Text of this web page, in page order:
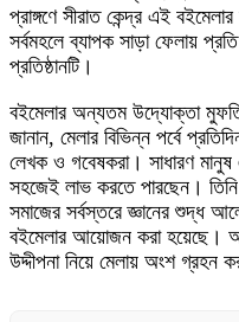
প্রাঙ্গণে সীরাত কেন্দ্র এই
সর্বমহলে ব্যাপক সাড়া ফেলায়
প্রতিষ্ঠানটি।
বইমেলার অন্যতম উদ্যোক্তা
জানান, মেলার বিভিন্ন পর্বে
লেখক ও গবেষকরা। সাধারণ
সহজেই লাভ করতে পারছেন।
সমাজের সর্বস্তরে জ্ঞানের শুদ্ধ
বইমেলার আয়োজন করা হয়েছে।
উদ্দীপনা নিয়ে মেলায় অংশ গ্রহন